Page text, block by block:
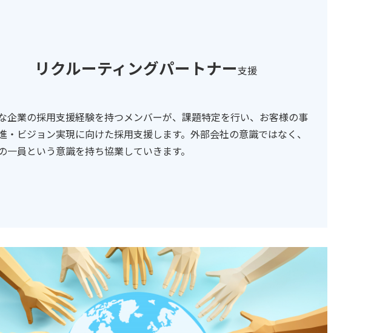
リクルーティングパートナー支援
企業の採用支援経験を持つメンバーが、課題特定を行い、お客様の事
・ビジョン実現に向けた採用支援します。外部会社の意識ではなく、
一員という意識を持ち協業していきます。